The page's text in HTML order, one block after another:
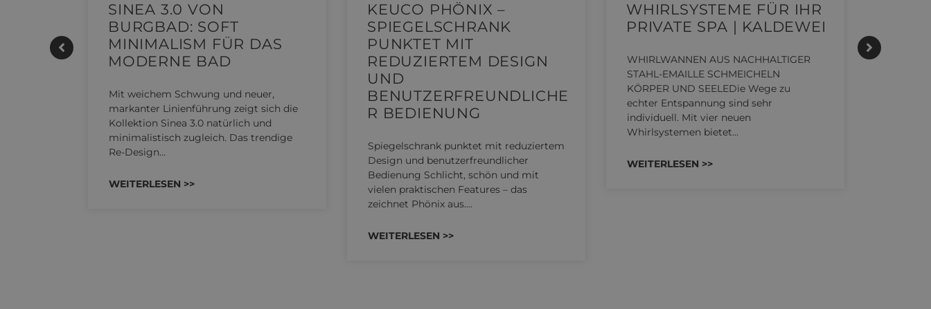
SINEA 3.0 VON
BURGBAD: SOFT
MINIMALISM FÜR DAS
MODERNE BAD
Mit weichem Schwung und neuer,
markanter Linienführung zeigt sich die
Kollektion Sinea 3.0 natürlich und
minimalistisch zugleich. Das trendige
Re-Design…
WEITERLESEN >>
KEUCO PHÖNIX –
SPIEGELSCHRANK
PUNKTET MIT
REDUZIERTEM DESIGN
UND
BENUTZERFREUNDLICHE
R BEDIENUNG
Spiegelschrank punktet mit reduziertem
Design und benutzerfreundlicher
Bedienung Schlicht, schön und mit
vielen praktischen Features – das
zeichnet Phönix aus.…
WEITERLESEN >>
WHIRLSYSTEME FÜR IHR
PRIVATE SPA | KALDEWEI
WHIRLWANNEN AUS NACHHALTIGER
STAHL-EMAILLE SCHMEICHELN
KÖRPER UND SEELEDie Wege zu
echter Entspannung sind sehr
individuell. Mit vier neuen
Whirlsystemen bietet…
WEITERLESEN >>